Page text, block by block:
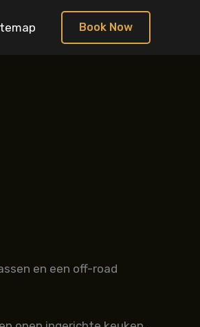
Book Now
en een off-road